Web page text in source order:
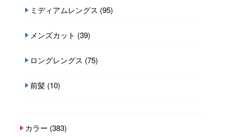
ミディアムレングス (95)
メンズカット (39)
ロングレングス (75)
前髪 (10)
カラー (383)